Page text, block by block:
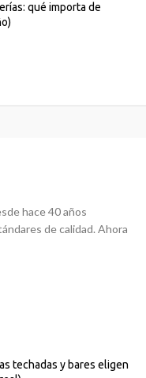
qué importa de
hace 40 años
de calidad. Ahora
techadas y bares eligen